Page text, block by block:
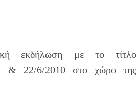
εκδήλωση με το τίτλο
& 22/6/2010 στο χώρο της